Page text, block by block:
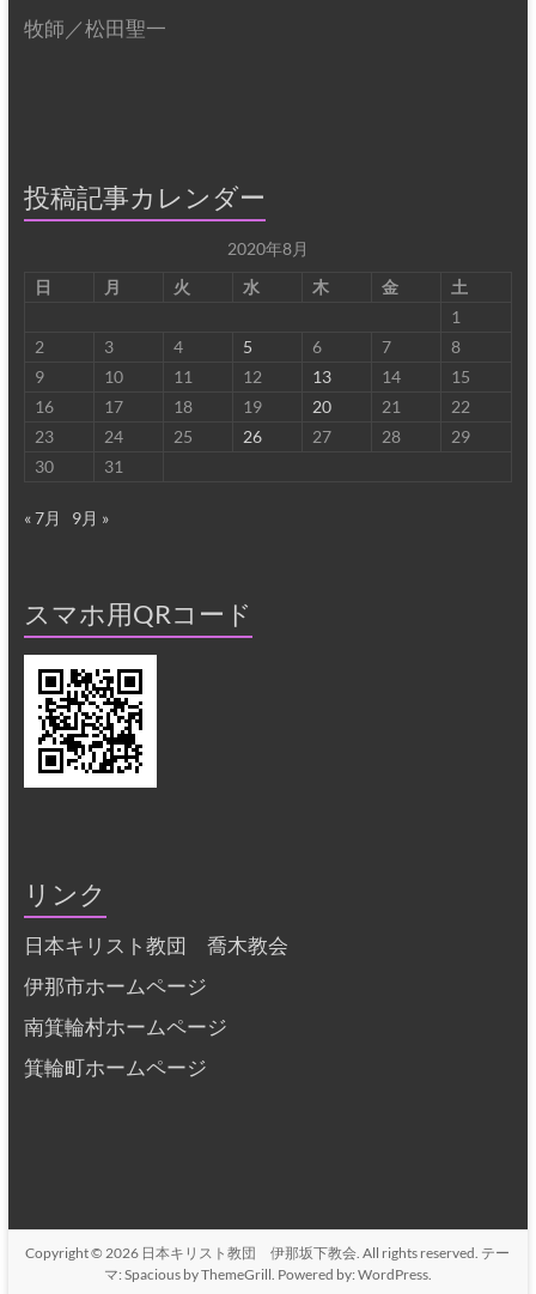
牧師／松田聖一
投稿記事カレンダー
2020年8月
日
月 火 水 木 金
土
1
2
3 4 5 6 7
8
9
10 11 12 13 14
15
16
17 18 19 20 21
22
23
24 25 26 27 28
29
30
31
« 7月 9月 »
スマホ用QRコード
リンク
日本キリスト教団 喬木教会
伊那市ホームページ
南箕輪村ホームページ
箕輪町ホームページ
Copyright © 2026 日本キリスト教団 伊那坂下教会 . All rights reserved. テー
マ: Spaciousby ThemeGrill. Powered by: WordPress.